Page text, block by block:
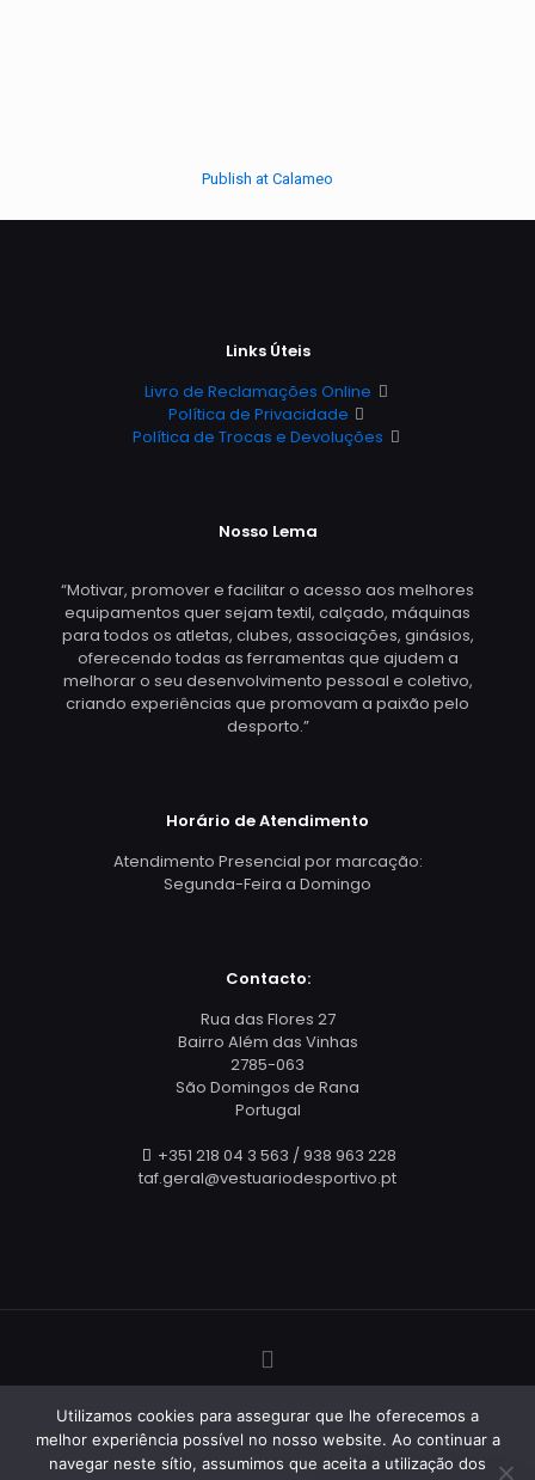
Publish at Calameo
Links Úteis
Livro de Reclamações Online
Política de Privacidade
Política de Trocas e Devoluções
Nosso Lema
“Motivar, promover e facilitar o acesso aos melhores
equipamentos quer sejam textil, calçado, máquinas
para todos os atletas, clubes, associações, ginásios,
oferecendo todas as ferramentas que ajudem a
melhorar o seu desenvolvimento pessoal e coletivo,
criando experiências que promovam a paixão pelo
desporto.”
Horário de Atendimento
Atendimento Presencial por marcação:
Segunda-Feira a Domingo
Contacto:
Rua das Flores 27
Bairro Além das Vinhas
2785-063
São Domingos de Rana
Portugal
+351 218 04 3 563 / 938 963 228
taf.geral@vestuariodesportivo.pt
© Todos os Direitos Reservados - 2025TAF Vestuário
Desportivo| Criado porWebis.pt
Utilizamos cookies para assegurar que lhe oferecemos a
melhor experiência possível no nosso website. Ao continuar a
navegar neste sítio, assumimos que aceita a utilização dos